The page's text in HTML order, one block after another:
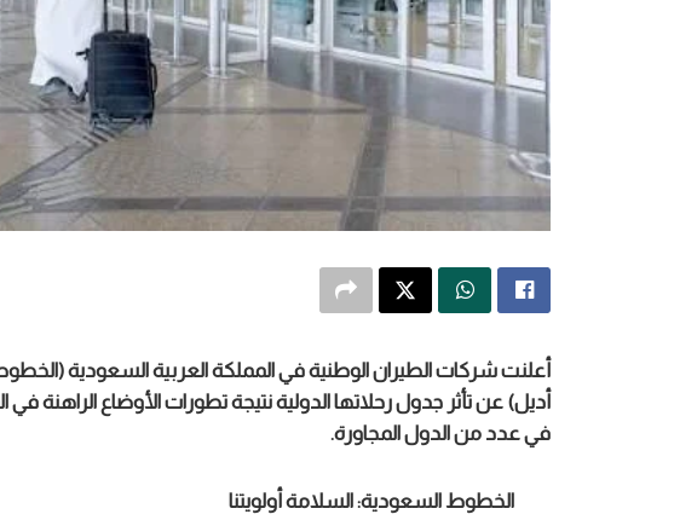
أعلنت شركات الطيران الوطنية في المملكة العربية السعودية
أديل) عن تأثر جدول رحلاتها الدولية نتيجة تطورات الأوضاع الراهنة في
في عدد من الدول المجاورة.
الخطوط السعودية: السلامة أولويتنا